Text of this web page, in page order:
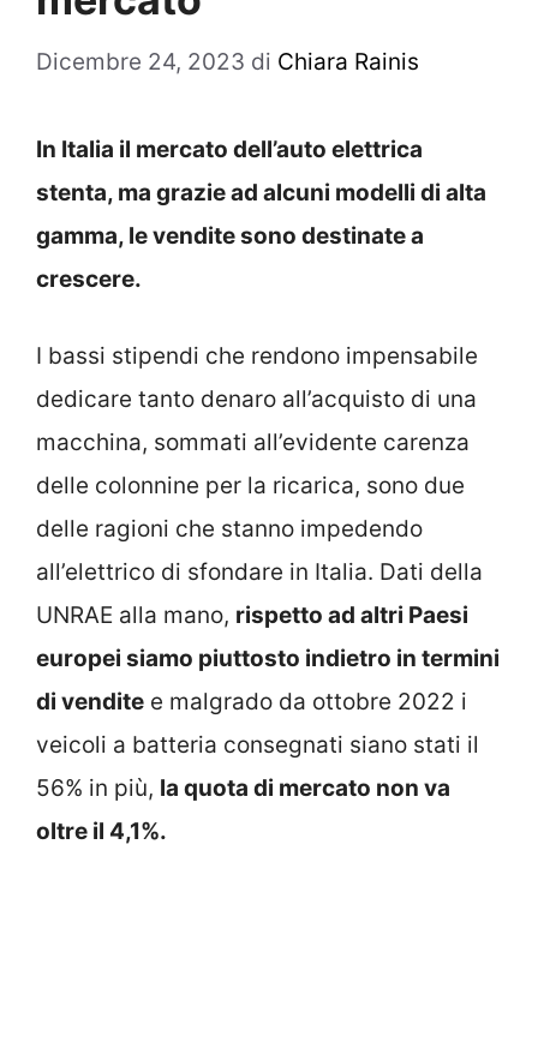
Dicembre 24, 2023 di Chiara Rainis
In Italia il mercato dell’auto elettrica
stenta, ma grazie ad alcuni modelli di alta
gamma, le vendite sono destinate a
crescere.
I bassi stipendi che rendono impensabile
dedicare tanto denaro all’acquisto di una
macchina, sommati all’evidente carenza
delle colonnine per la ricarica, sono due
delle ragioni che stanno impedendo
all’elettrico di sfondare in Italia. Dati della
UNRAE alla mano, rispetto ad altri Paesi
europei siamo piuttosto indietro in termini
di vendite e malgrado da ottobre 2022 i
veicoli a batteria consegnati siano stati il
56% in più, la quota di mercato non va
oltre il 4,1%.